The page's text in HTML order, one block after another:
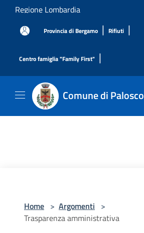
Salta al contenuto principale
Regione Lombardia
Provincia di Bergamo | Rifiuti |
Centro famiglia "Family First" |
Comune di Palosco
Home > Argomenti >
Trasparenza amministrativa